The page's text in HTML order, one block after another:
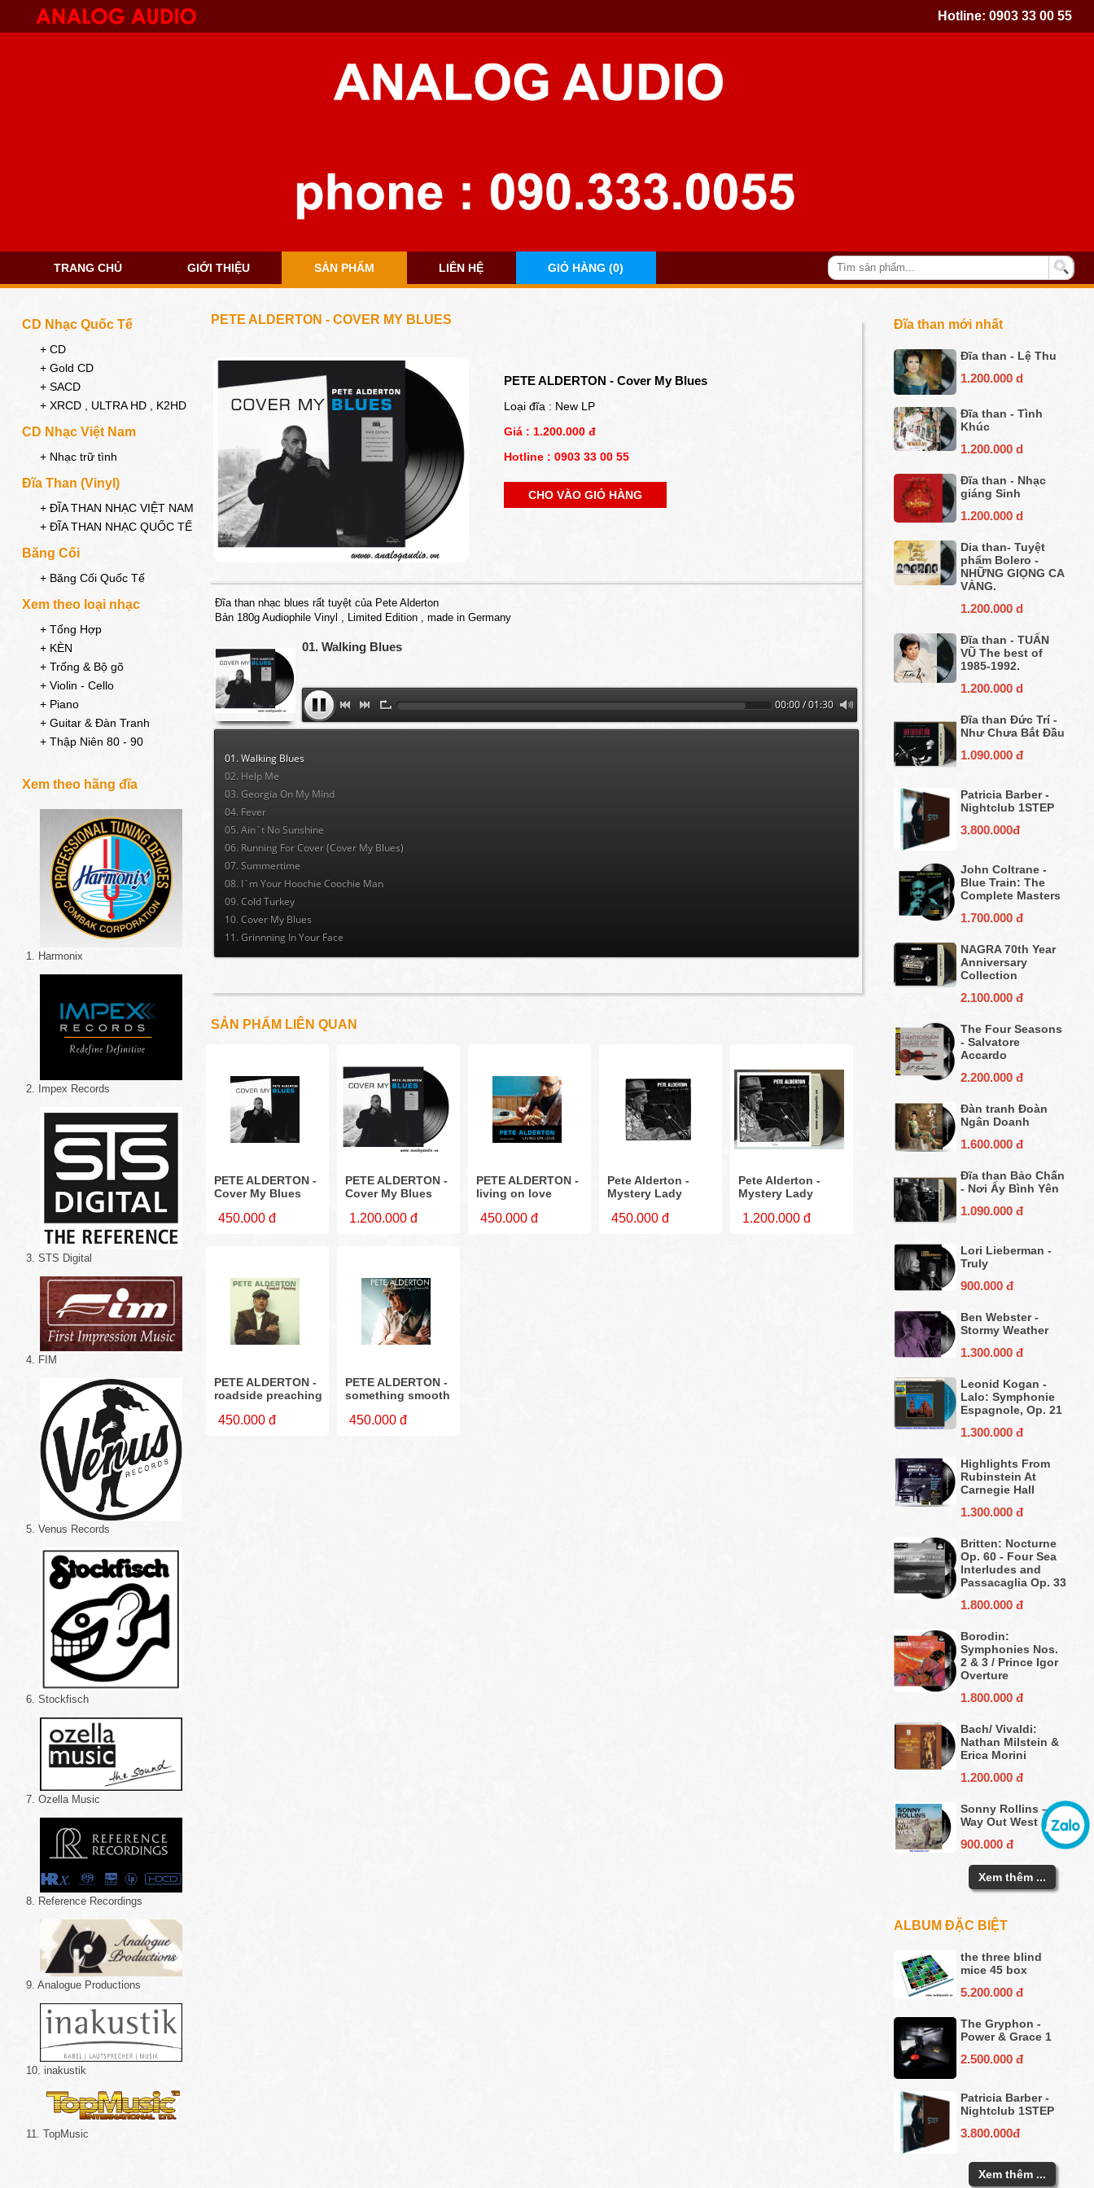
Hotline:0903 33 00 55
TRANG CHỦ GIỚI THIỆU SẢN PHẨM LIÊN HỆ GIỎ HÀNG (0)
CD Nhạc Quốc Tế
+ CD
+ Gold CD
+ SACD
+ XRCD , ULTRA HD , K2HD
CD Nhạc Việt Nam
+ Nhạc trữ tình
Đĩa Than (Vinyl)
+ ĐĨA THAN NHẠC VIỆT NAM
+ ĐĨA THAN NHẠC QUỐC TẾ
Băng Cối
+ Băng Cối Quốc Tế
Xem theo loại nhạc
+ Tổng Hợp
+ KÈN
+ Trống & Bộ gõ
+ Violin - Cello
+ Piano
+ Guitar & Đàn Tranh
+ Thập Niên 80 - 90
Xem theo hãng đĩa
1. Harmonix
2. Impex Records
3. STS Digital
4. FIM
5. Venus Records
6. Stockfisch
7. Ozella Music
8. Reference Recordings
9. Analogue Productions
10. inakustik
11. TopMusic
PETE ALDERTON - COVER MY BLUES
PETE ALDERTON - Cover My Blues
Loại đĩa : New LP
Giá : 1.200.000 đ
Hotline : 0903 33 00 55
CHO VÀO GIỎ HÀNG
Đĩa than nhạc blues rất tuyệt của Pete Alderton
Bản 180g Audiophile Vinyl , Limited Edition , made in Germany
01. Walking Blues
00:00 / 01:30
01. Walking Blues
02. Help Me
03. Georgia On My Mind
04. Fever
05. Ain`t No Sunshine
06. Running For Cover (Cover My Blues)
07. Summertime
08. I`m Your Hoochie Coochie Man
09. Cold Turkey
10. Cover My Blues
11. Grinnning In Your Face
SẢN PHẨM LIÊN QUAN
PETE ALDERTON -
Cover My Blues
450.000 đ
PETE ALDERTON -
Cover My Blues
1.200.000 đ
PETE ALDERTON -
living on love
450.000 đ
Pete Alderton -
Mystery Lady
450.000 đ
Pete Alderton -
Mystery Lady
1.200.000 đ
PETE ALDERTON -
roadside preaching
450.000 đ
PETE ALDERTON -
something smooth
450.000 đ
Đĩa than mới nhất
Đĩa than - Lệ Thu
1.200.000 d
Đĩa than - Tình
Khúc
1.200.000 d
Đĩa than - Nhạc
giáng Sinh
1.200.000 d
Dia than- Tuyệt
phẩm Bolero -
NHỮNG GIỌNG CA
VÀNG.
1.200.000 d
Đĩa than - TUẤN
VŨ The best of
1985-1992.
1.200.000 d
Đĩa than Đức Trí -
Như Chưa Bắt Đầu
1.090.000 đ
Patricia Barber -
Nightclub 1STEP
3.800.000đ
John Coltrane -
Blue Train: The
Complete Masters
1.700.000 đ
NAGRA 70th Year
Anniversary
Collection
2.100.000 đ
The Four Seasons
- Salvatore
Accardo
2.200.000 đ
Đàn tranh Đoàn
Ngân Doanh
1.600.000 đ
Đĩa than Bảo Chấn
- Nơi Ấy Bình Yên
1.090.000 đ
Lori Lieberman -
Truly
900.000 đ
Ben Webster -
Stormy Weather
1.300.000 đ
Leonid Kogan -
Lalo: Symphonie
Espagnole, Op. 21
1.300.000 đ
Highlights From
Rubinstein At
Carnegie Hall
1.300.000 đ
Britten: Nocturne
Op. 60 - Four Sea
Interludes and
Passacaglia Op. 33
1.800.000 đ
Borodin:
Symphonies Nos.
2 & 3 / Prince Igor
Overture
1.800.000 đ
Bach/ Vivaldi:
Nathan Milstein &
Erica Morini
1.200.000 đ
Sonny Rollins ‎–
Way Out West
900.000 đ
Xem thêm ...
ALBUM ĐẶC BIỆT
the three blind
mice 45 box
5.200.000 đ
The Gryphon -
Power & Grace 1
2.500.000 đ
Patricia Barber -
Nightclub 1STEP
3.800.000đ
Xem thêm ...